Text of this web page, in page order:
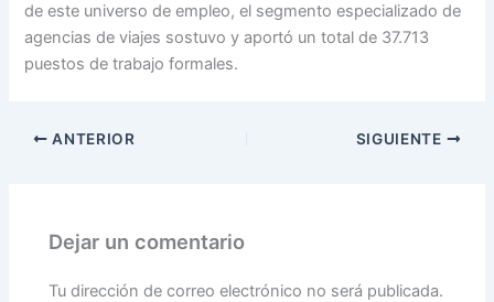
de este universo de empleo, el segmento especializado de
agencias de viajes sostuvo y aportó un total de 37.713
puestos de trabajo formales.
ANTERIOR SIGUIENTE
Dejar un comentario
Tu dirección de correo electrónico no será publicada.